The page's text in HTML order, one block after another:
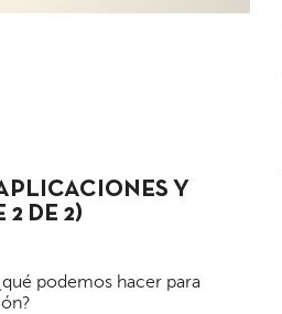
Y
2 DE 2)
podemos hacer para